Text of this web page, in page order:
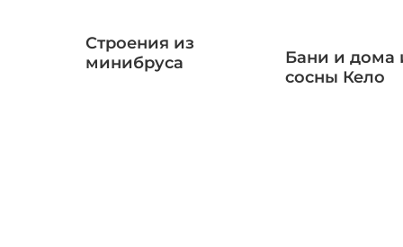
Строения из
минибруса
Бани и дома
сосны Кело